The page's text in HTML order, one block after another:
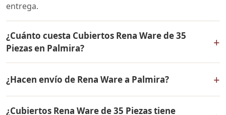
entrega.
¿Cuánto cuesta Cubiertos Rena Ware de 35
Piezas en Palmira?
+
mismo en todo Colombia. Contáctame por WhatsApp
para conocer el precio actual, promociones disponibles
y facilidades de pago en cuotas desde el 10% de inicial.
¿Hacen envío de Rena Ware a Palmira? +
¿Cubiertos Rena Ware de 35 Piezas tiene